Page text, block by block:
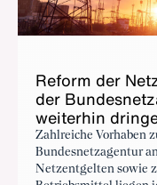
Re­form der
der
wei­ter­hin
Zahlreiche Vorhaben
Bundesnetzagentur
Netzentgelten sowie